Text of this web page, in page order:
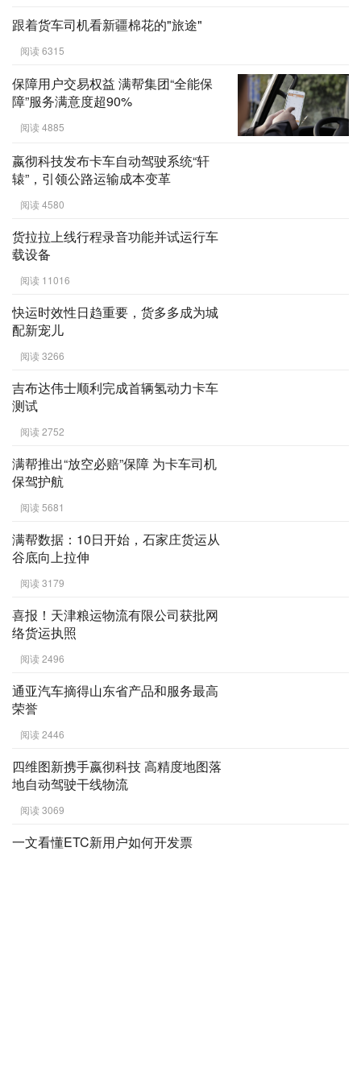
跟着货车司机看新疆棉花的"旅途"
阅读 6315
保障用户交易权益 满帮集团“全能保
障”服务满意度超90%
阅读 4885
嬴彻科技发布卡车自动驾驶系统“轩
辕”，引领公路运输成本变革
阅读 4580
货拉拉上线行程录音功能并试运行车
载设备
阅读 11016
快运时效性日趋重要，货多多成为城
配新宠儿
阅读 3266
吉布达伟士顺利完成首辆氢动力卡车
测试
阅读 2752
满帮推出“放空必赔”保障 为卡车司机
保驾护航
阅读 5681
满帮数据：10日开始，石家庄货运从
谷底向上拉伸
阅读 3179
喜报！天津粮运物流有限公司获批网
络货运执照
阅读 2496
通亚汽车摘得山东省产品和服务最高
荣誉
阅读 2446
四维图新携手嬴彻科技 高精度地图落
地自动驾驶干线物流
阅读 3069
一文看懂ETC新用户如何开发票